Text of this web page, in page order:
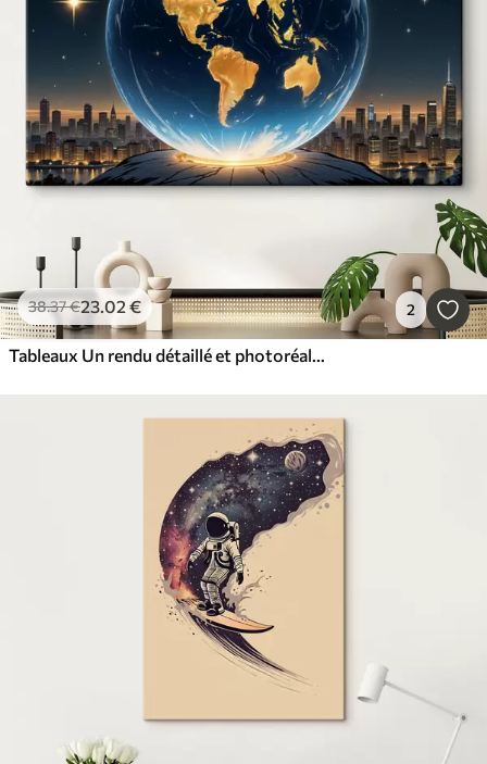
38.37€23.02 € 2
Tableaux Un rendu détaillé et photoréaliste de la planète Terre flottant dans un paysage spatial